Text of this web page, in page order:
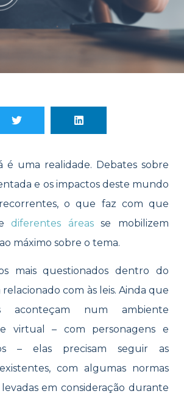
é uma realidade. Debates sobre
e os impactos deste mundo
o que faz com que
diferentes áreasse mobilizem
máximo sobre o tema.
mais questionados dentro do
com às leis. Ainda que
aconteçam num ambiente
virtual – com personagens e
– elas precisam seguir as
com algumas normas
em consideração durante